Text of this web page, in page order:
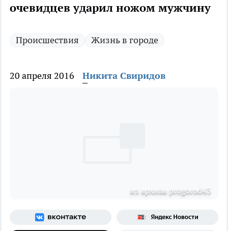
очевидцев ударил ножом мужчину
Происшествия Жизнь в городе
20 апреля 2016 Никита Свиридов
из архива progorod43